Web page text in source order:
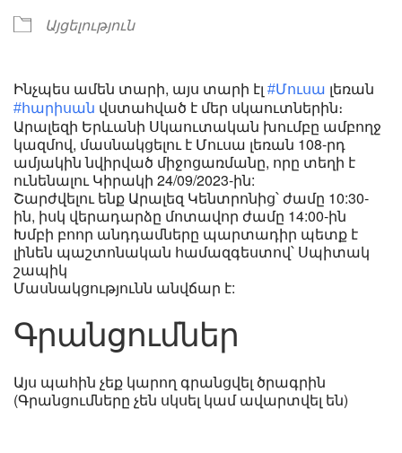
Այցելություն
Ինչպես ամեն տարի, այս տարի էլ #Մուսա լեռան
#հարիսան վստահված է մեր սկաուտներին։
Արալեզի Երևանի Սկաուտական խումբը ամբողջ
կազմով, մասնակցելու է Մուսա լեռան 108-րդ
ամյակին նվիրված միջոցառմանը, որը տեղի է
ունենալու Կիրակի 24/09/2023-ին:
Շարժվելու ենք Արալեզ Կենտրոնից՝ ժամը 10:30-
ին, իսկ վերադարձը մոտավոր ժամը 14:00-ին
Խմբի բոոր անդդամները պարտադիր պետք է
լինեն պաշտոնական համազգեստով՝ Սպիտակ
շապիկ
Մասնակցությունն անվճար է:
Գրանցումներ
Այս պահին չեք կարող գրանցվել ծրագրին
(Գրանցումները չեն սկսել կամ ավարտվել են)